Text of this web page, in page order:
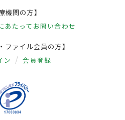
機関の方】
あたって お問い合わせ
ファイル会員の方】
ン 会員登録